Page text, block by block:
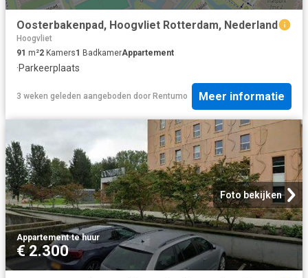
Oosterbakenpad, Hoogvliet Rotterdam, Nederland
Hoogvliet
91 m²2 Kamers1 BadkamerAppartement
·Parkeerplaats
3 weken geleden aangeboden door Rentumo Meer informatie
Foto bekijken
Appartement·te huur
€ 2.300